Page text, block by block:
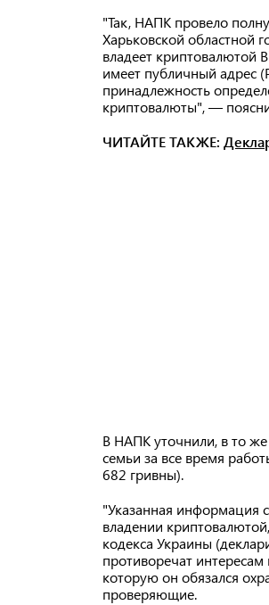
"Так, НАПК провело
Харьковской областной
владеет криптовалютой
имеет публичный адрес
принадлежность
криптовалюты", —
ЧИТАЙТЕ ТАКЖЕ:
В НАПК уточнили, в то
семьи за все время
682 гривны).
"Указанная информация
владении
кодекса Украины
противоречат
которую он обязался
проверяющие.